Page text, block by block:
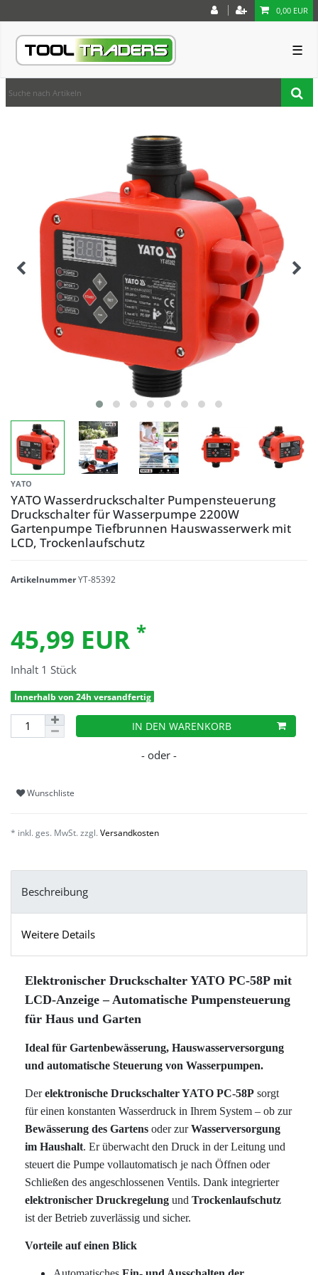
0,00 EUR
☰
YATO
YATO Wasserdruckschalter Pumpensteuerung
Druckschalter für Wasserpumpe 2200W
Gartenpumpe Tiefbrunnen Hauswasserwerk mit
LCD, Trockenlaufschutz
ArtikelnummerYT-85392
45,99 EUR *
Inhalt 1 Stück
Innerhalb von 24h versandfertig
IN DEN WARENKORB
Wunschliste
* inkl. ges. MwSt. zzgl. Versandkosten
Beschreibung
Weitere Details
Elektronischer Druckschalter YATO PC-58P mit
LCD-Anzeige – Automatische Pumpensteuerung
für Haus und Garten
Ideal für Gartenbewässerung, Hauswasserversorgung
und automatische Steuerung von Wasserpumpen.
Derelektronische Druckschalter YATO PC-58P sorgt
für einen konstanten Wasserdruck in Ihrem System – ob zur
Bewässerung des Gartens oder zurWasserversorgung
im Haushalt. Er überwacht den Druck in der Leitung und
steuert die Pumpe vollautomatisch je nach Öffnen oder
Schließen des angeschlossenen Ventils. Dank integrierter
elektronischer Druckregelung und Trockenlaufschutz
ist der Betrieb zuverlässig und sicher.
Vorteile auf einen Blick